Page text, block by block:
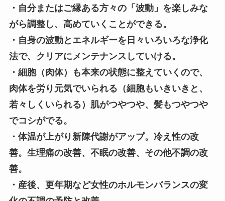
・自分またはご縁ある方々の「波動」を楽しみな
がら調整し、高めていくことができる。
・自身の波動とエネルギーを日々いろいろな浄化
法で、クリアにメンテナンスしていける。
・細胞（肉体）も本来の状態に整えていくので、
肉体を労り元気でいられる（細胞もいきいきと、
若々しくいられる）肌がつやつや、髪もつやつや
でコシがでる。
・体温が上がり新陳代謝がアップ。冷え性の改
善。生理痛の改善、不眠の改善、その他不調の改
善。
・産後、更年期など女性のホルモンバランスの変